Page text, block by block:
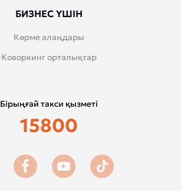
БИЗНЕС ҮШІН
Көрме алаңдары
Коворкинг орталықтар
Бірыңғай такси қызметі
15800